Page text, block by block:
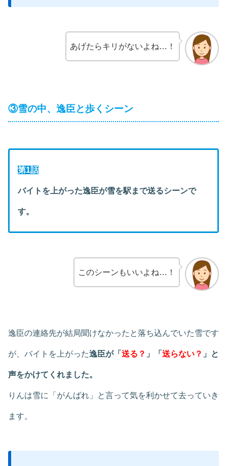
あげたらキリがないよね…！
③雪の中、逸臣と歩くシーン
第1話
バイトを上がった逸臣が雪を駅まで送るシーンで
す。
このシーンもいいよね…！
逸臣の連絡先が結局聞けなかったと落ち込んでいた雪です
が、バイトを上がった逸臣が「 送る？ 」「 送らない？ 」と
声をかけてくれました。
りんは雪に「がんばれ」と言って気を利かせて去っていき
ます。